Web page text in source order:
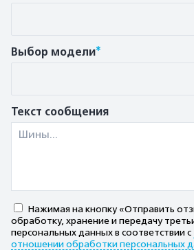
Выбор модели*
Текст сообщения
Нажимая на кнопку «Отправить
обработку, хранение и передачу
персональных данных в соответствии с
отношении обработки персональных